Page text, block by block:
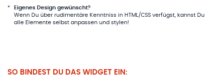
*
Eigenes Design gewünscht?
Wenn Du über rudimentäre Kenntniss in HTML/CSS verfügst, kannst Du
alle Elemente selbst anpassen und stylen!
SO BINDEST DU DAS WIDGET EIN: